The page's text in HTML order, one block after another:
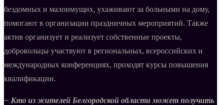
бездомных и малоимущих, ухаживают за больными на дому,
помогают в организации праздничных мероприятий. Также
актив организует и реализует собственные проекты,
добровольцы участвуют в региональных, всероссийских и
международных конференциях, проходят курсы повышения
квалификации.
− Кто из жителей Белгородской области может получить